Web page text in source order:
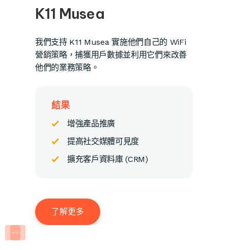
K11 Musea
我們支持 K11 Musea 實施他們自己的 WiFi
營銷策略，捕獲用戶數據並利用它們來改善
他們的業務策略。
結果
增強產品推廣
提高社交媒體可見度
擴充客戶資料庫 (CRM)
了解更多